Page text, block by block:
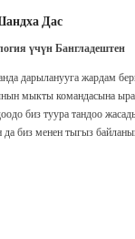
Дас
үчүн Бангладештен
дарыланууга жардам
мыкты командасына
биз туура тандоо
да биз менен тыгыз